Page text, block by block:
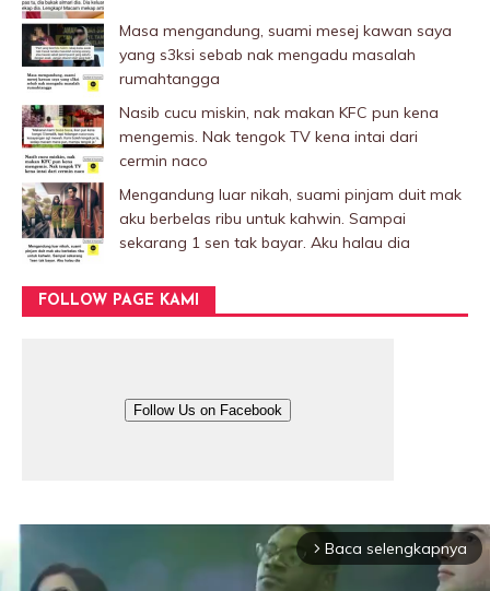
Masa mengandung, suami mesej kawan saya
yang s3ksi sebab nak mengadu masalah
rumahtangga
Nasib cucu miskin, nak makan KFC pun kena
mengemis. Nak tengok TV kena intai dari
cermin naco
Mengandung luar nikah, suami pinjam duit mak
aku berbelas ribu untuk kahwin. Sampai
sekarang 1 sen tak bayar. Aku halau dia
FOLLOW PAGE KAMI
Follow Us on Facebook
arrow_forward_ios Baca selengkapnya